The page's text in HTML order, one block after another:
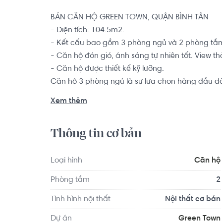
BÁN CĂN HỘ GREEN TOWN, QUẬN BÌNH TÂN
- Diện tích: 104.5m2.
- Kết cấu bao gồm 3 phòng ngủ và 2 phòng
- Căn hộ đón gió, ánh sáng tự nhiên tốt. View
- Căn hộ được thiết kế kỹ lưỡng.
Căn hộ 3 phòng ngủ là sự lựa chọn hàng đầu
Căn hộ Green Town nằm trong tổng thể khu đô
quan trọng như: công viên rộng hơn 3.3ha,
bệnh viện Đa Khoa, khu biệt thự cao cấp và
và được ví như Phú Mỹ Hưng thứ 2 tại phía tây
Xem thêm
Thông tin cơ bản
Loại hình Căn hộ
Phòng tắm 2
Tình hình nội thất Nội thất cơ bản
Dự án Green Town